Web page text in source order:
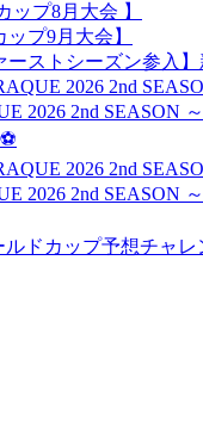
プ8月大会 】
プ9月大会】
ーストシーズン参入
2026 2nd
2026 2nd SEASON
2026 2nd
2026 2nd SEASON
ドカップ予想チャレ